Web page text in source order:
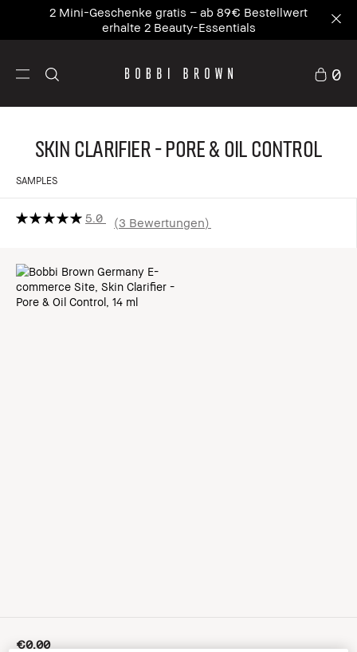
2 Mini-Geschenke gratis – ab 89€ Bestellwert
erhalte 2 Beauty-Essentials
0
Skin Clarifier - Pore & Oil Control
SAMPLES
5.0 3 Bewertungen
€0.00